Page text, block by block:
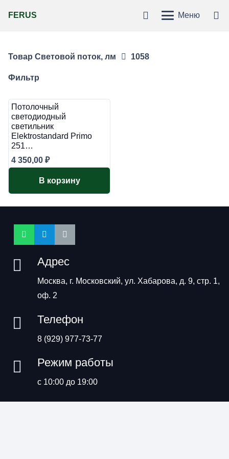
FERUS Меню
Товар Световой поток, лм 1058
Фильтр
Потолочный
светодиодный
светильник
Elektrostandard Primo
251…
4 350,00 ₽
В корзину
Адрес
Москва, г. Московский, ул. Хабарова, д. 9, стр. 1,
оф. 2
Телефон
8 (929) 977-73-77
Режим работы
с 10:00 до 19:00